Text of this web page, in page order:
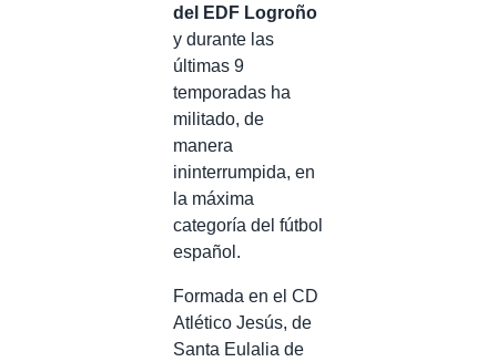
del EDF Logroño
y durante las
últimas 9
temporadas ha
militado, de
manera
ininterrumpida, en
la máxima
categoría del fútbol
español.
Formada en el CD
Atlético Jesús, de
Santa Eulalia de